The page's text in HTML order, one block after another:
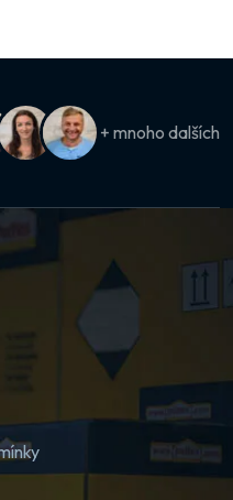
+ mnoho dalších